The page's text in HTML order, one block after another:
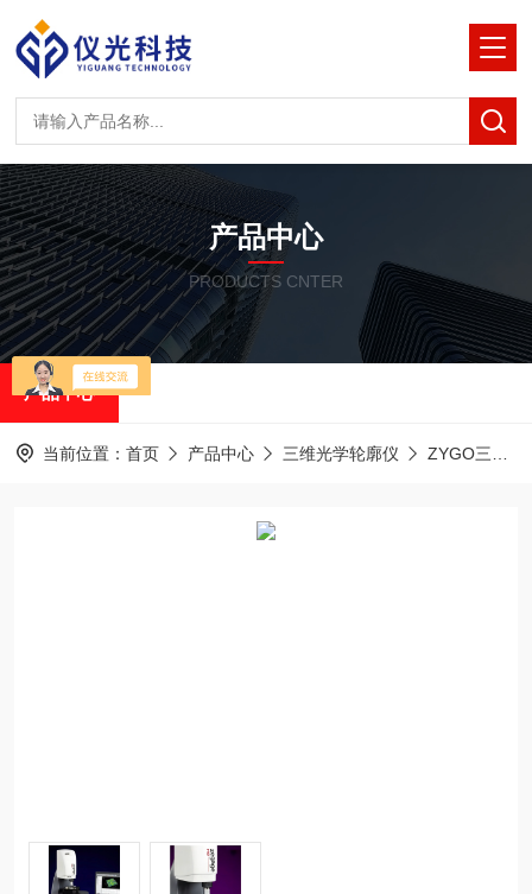
产品中心
PRODUCTS CNTER
产品中心
当前位置： 首页 产品中心 三维光学轮廓仪 ZYGO三维光学轮廓仪